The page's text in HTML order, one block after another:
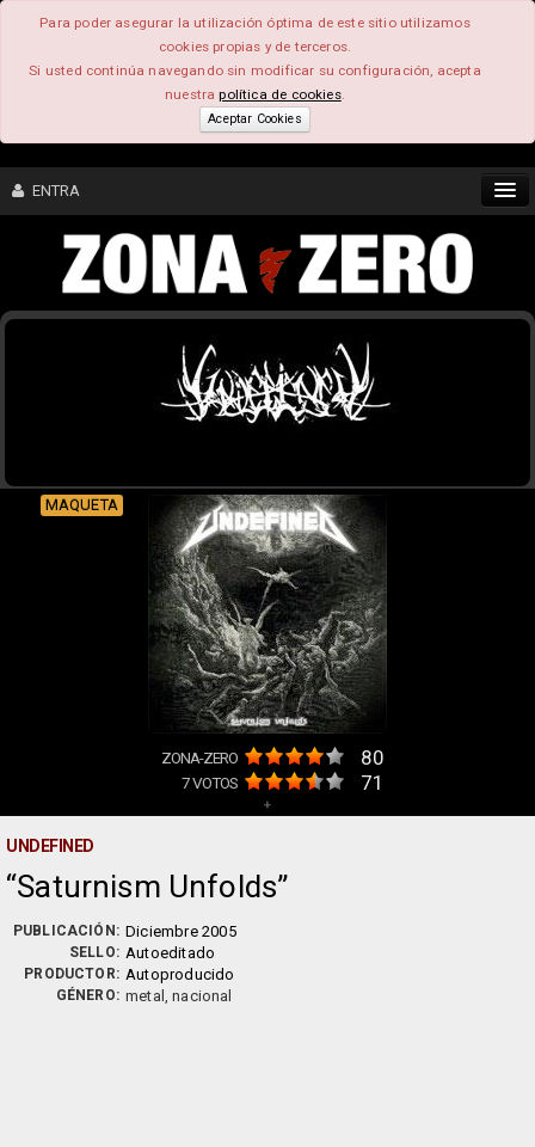
Para poder asegurar la utilización óptima de este sitio utilizamos
cookies propias y de terceros.
Si usted continúa navegando sin modificar su configuración, acepta
nuestrapolítica de cookies.
Aceptar Cookies
ENTRA
CONTENIDO
MAQUETA
ZONA-ZERO 80
7VOTOS 71
+
UNDEFINED
Saturnism Unfolds
PUBLICACIÓN: Diciembre 2005
SELLO: Autoeditado
PRODUCTOR: Autoproducido
GÉNERO: metal, nacional